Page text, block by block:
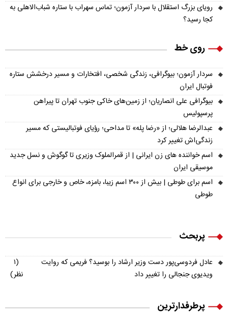
رویای بزرگ استقلال با سردار آزمون؛ تماس سهراب با ستاره شباب‌الاهلی به
کجا رسید؟
روی خط
سردار آزمون؛ بیوگرافی، زندگی شخصی، افتخارات و مسیر درخشش ستاره
فوتبال ایران
بیوگرافی علی انصاریان؛ از زمین‌های خاکی جنوب تهران تا پیراهن
پرسپولیس
عبدالرضا هلالی؛ از «رضا پله» تا مداحی؛ رؤیای فوتبالیستی که مسیر
زندگی‌اش تغییر کرد
اسم خواننده های زن ایرانی | از قمرالملوک وزیری تا گوگوش و نسل جدید
موسیقی ایران
اسم برای طوطی | بیش از ۳۰۰ اسم زیبا، بامزه، خاص و خارجی برای انواع
طوطی
پربحث
عادل فردوسی‌پور دست وزیر ارشاد را بوسید؟ فریمی که روایت
ویدیوی جنجالی را تغییر داد
(۱
نظر)
پرطرفدارترین